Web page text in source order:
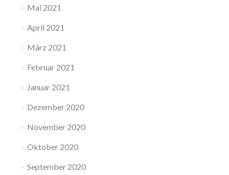
Mai 2021
April 2021
März 2021
Februar 2021
Januar 2021
Dezember 2020
November 2020
Oktober 2020
September 2020